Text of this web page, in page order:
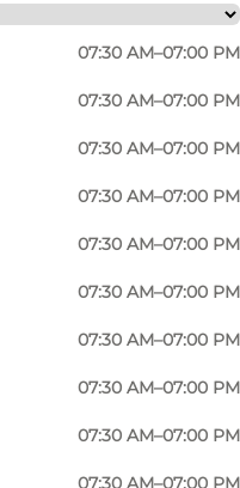
07:30 AM–07:00 PM
07:30 AM–07:00 PM
07:30 AM–07:00 PM
07:30 AM–07:00 PM
07:30 AM–07:00 PM
07:30 AM–07:00 PM
07:30 AM–07:00 PM
07:30 AM–07:00 PM
07:30 AM–07:00 PM
07:30 AM–07:00 PM
et
som en
håndkøbsudsalg,
tanke billig OK